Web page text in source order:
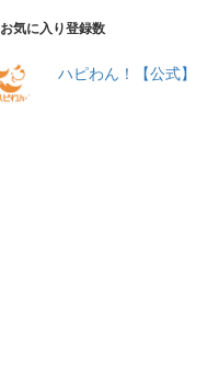
お気に入り登録数
ハピわん！【公式】